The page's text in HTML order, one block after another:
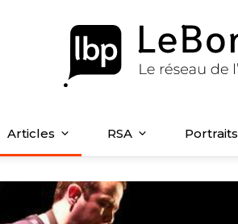
Articles RSA Portraits